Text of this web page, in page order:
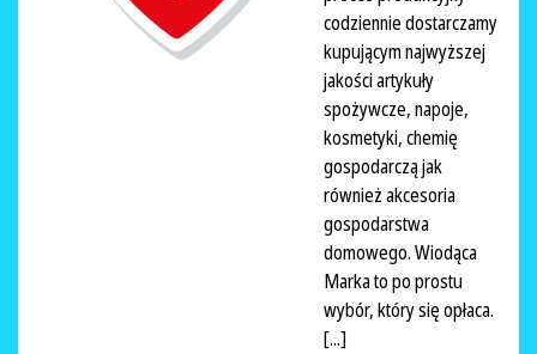
codziennie dostarczamy
kupującym najwyższej
jakości artykuły
spożywcze, napoje,
kosmetyki, chemię
gospodarczą jak
również akcesoria
gospodarstwa
domowego. Wiodąca
Marka to po prostu
wybór, który się opłaca.
[...]